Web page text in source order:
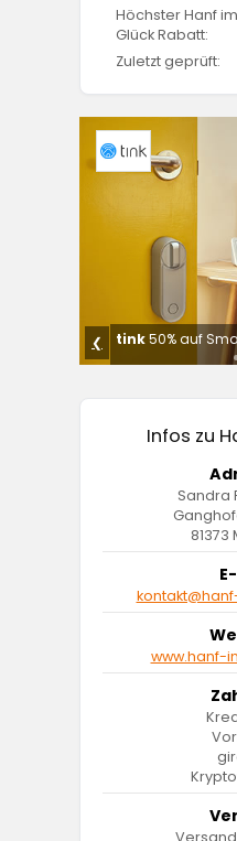
Höchster Hanf im
Glück Rabatt:
Zuletzt geprüft:
tink50% auf
❮
Infos zu
Sandra
81373
www.hanf-